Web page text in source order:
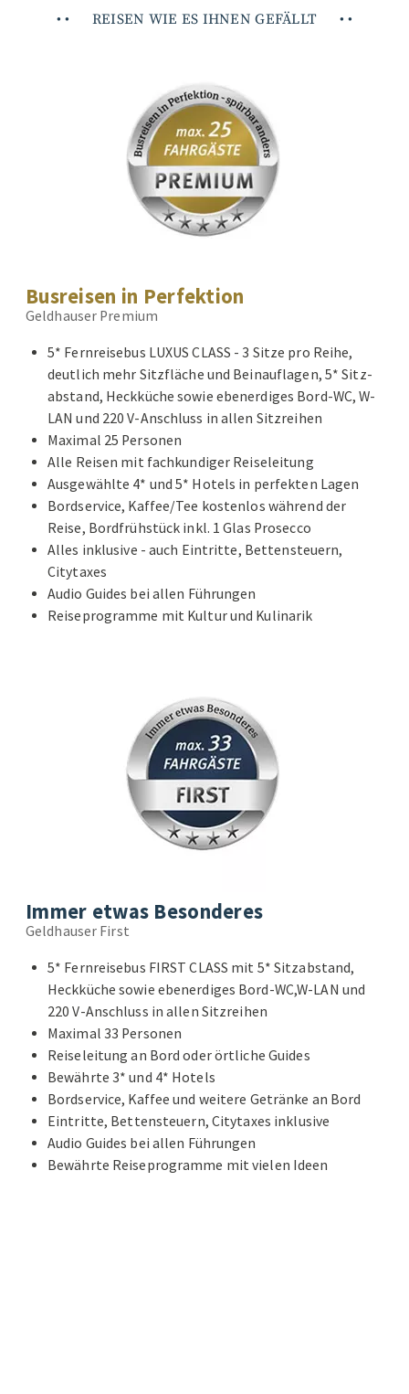
• • REISEN WIE ES IHNEN GEFÄLLT • •
Busreisen in Perfektion
Geldhauser Premium
5* Fernreisebus LUXUS CLASS - 3 Sitze pro Reihe,
deutlich mehr Sitzfläche und Beinauflagen, 5* Sitz-
abstand, Heckküche sowie ebenerdiges Bord-WC, W-
LAN und 220 V-Anschluss in allen Sitzreihen
Maximal 25 Personen
Alle Reisen mit fachkundiger Reiseleitung
Ausgewählte 4* und 5* Hotels in perfekten Lagen
Bordservice, Kaffee/Tee kostenlos während der
Reise, Bordfrühstück inkl. 1 Glas Prosecco
Alles inklusive - auch Eintritte, Bettensteuern,
Citytaxes
Audio Guides bei allen Führungen
Reiseprogramme mit Kultur und Kulinarik
Immer etwas Besonderes
Geldhauser First
5* Fernreisebus FIRST CLASS mit 5* Sitzabstand,
Heckküche sowie ebenerdiges Bord-WC,W-LAN und
220 V-Anschluss in allen Sitzreihen
Maximal 33 Personen
Reiseleitung an Bord oder örtliche Guides
Bewährte 3* und 4* Hotels
Bordservice, Kaffee und weitere Getränke an Bord
Eintritte, Bettensteuern, Citytaxes inklusive
Audio Guides bei allen Führungen
Bewährte Reiseprogramme mit vielen Ideen